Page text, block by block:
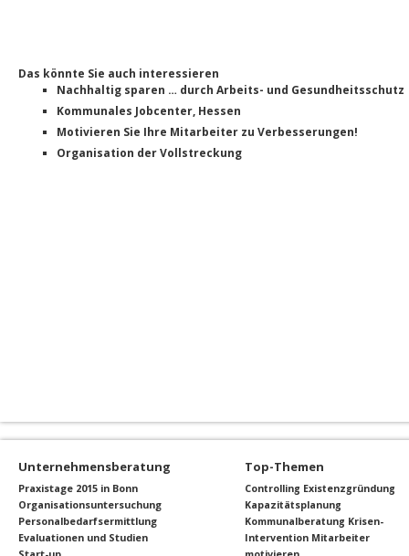
Das könnte Sie auch interessieren
Nachhaltig sparen … durch Arbeits- und Gesundheitsschutz
Kommunales Jobcenter, Hessen
Motivieren Sie Ihre Mitarbeiter zu Verbesserungen!
Organisation der Vollstreckung
Unternehmensberatung
Praxistage 2015 in Bonn
Organisationsuntersuchung
Personalbedarfsermittlung
Evaluationen und Studien
Top-Themen
Controlling Existenzgründung
Kapazitätsplanung
Kommunalberatung Krisen-
Intervention Mitarbeiter